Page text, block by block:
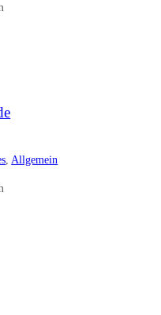
Allgemein